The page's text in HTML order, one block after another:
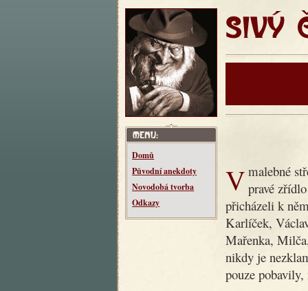
SIVÝ
Domů
Původní anekdoty
Novodobá tvorba
Odkazy
V malebné středočeské vesnici Makotřasy žil kdysi dědeček, pravé
přicházeli k
Karlíček,
Mařenka,
nikdy je
pouze